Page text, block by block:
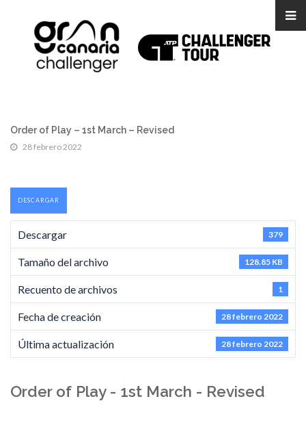
Order of Play – 1st March – Revised
28 febrero 2022
DESCARGAR
Descargar 379
Tamaño del archivo 128.85 KB
Recuento de archivos 1
Fecha de creación 28 febrero 2022
Última actualización 28 febrero 2022
Order of Play - 1st March - Revised